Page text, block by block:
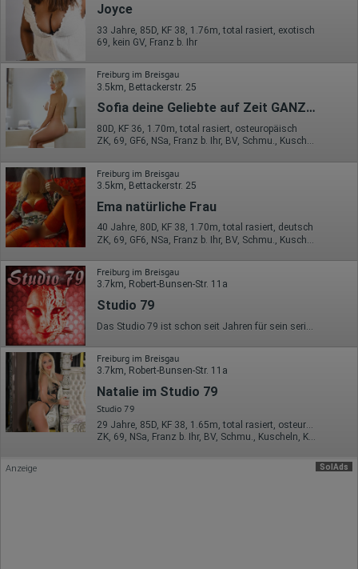
Wir nutzen Hotjar als Webanalysedient. Es wird verwendet, um
Daten über das Benutzerverhalten zu sammeln. Hotjar kann
auch im Rahmen von Umfragen und Feedbackfunktionen, die
auf unserer Website eingebunden sind, von Ihnen bereitgestellte
Informationen verarbeiten.
Herausgeber:
Hotjar Limited, Malta
Erhobene Daten:
Datum und Uhrzeit des Besuchs
Gerätetyp
Geografischer Standort
IP-Adresse
Mausbewegungen
Besuchte Seiten
Referrer URL
Bildschirmauflösung
Sprachinformationen
Gerätebestriebssystem
Browser-Typ
Klicks
Domain-Name
Eindeutige Benutzerkennung
Antworten auf Umfragen
Ort der Verarbeitung:
Europäische Union
Rechtliche Grundlage der Verarbeitung
Art. 6 Abs. 1 S. 1 lit. a DSGVO
Joyce
33 Jahre, 85D, KF 38, 1.76m, total rasiert, exotisch
69, kein GV, Franz b. Ihr
Freiburg im Breisgau
3.5km, Bettackerstr. 25
Sofia deine Geliebte auf Zeit GANZ NEU
80D, KF 36, 1.70m, total rasiert, osteuropäisch
ZK, 69, GF6, NSa, Franz b. Ihr, BV, Schmu., Kuscheln
Freiburg im Breisgau
3.5km, Bettackerstr. 25
Ema natürliche Frau
40 Jahre, 80D, KF 38, 1.70m, total rasiert, deutsch
Freiburg im Breisgau
3.7km, Robert-Bunsen-Str. 11a
Studio 79
Freiburg im Breisgau
3.7km, Robert-Bunsen-Str. 11a
Natalie im Studio 79
Studio 79
ZK, 69, NSa, Franz b. Ihr, BV, Schmu., Kuscheln, Körperküs.
SolAds
Anzeige